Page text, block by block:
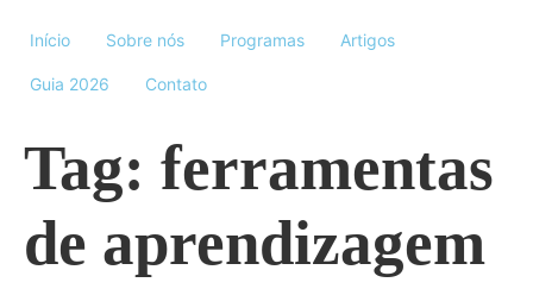
Início Sobre nós Programas Artigos
Guia 2026 Contato
Tag: ferramentas
de aprendizagem